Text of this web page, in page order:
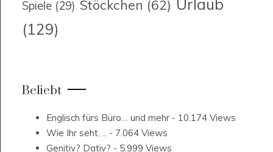
Spiele (29) Stöckchen (62) Urlaub
(129)
Beliebt
Englisch fürs Büro… und mehr - 10.174 Views
Wie Ihr seht…. - 7.064 Views
Genitiv? Dativ? - 5.999 Views